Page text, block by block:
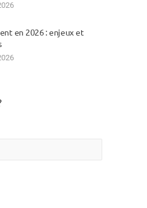
en 2026 : enjeux et